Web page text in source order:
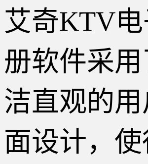
艾奇KTV电
册软件采用
洁直观的
面设计，使